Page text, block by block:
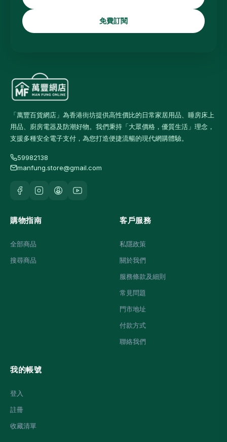
免費訂閱
「萬豐百貨網店」為香港街坊提供高性價比的日常家居用品、睡房床上
用品、廚房電器及防潮好物。我們秉持「大眾價格，優質生活」理念，
支援多種安全電子支付，為您打造便捷流暢的現代網購體驗。
59982138
manfung.store@gmail.com
購物指南
全部商品
搜尋商品
客戶服務
私隱政策
關於我們
服務條款及細則
常見問題
門市地址
付款方式
聯絡我們
我的帳號
登入
註冊
收藏清單